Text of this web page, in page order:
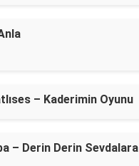
– Kaderimin Oyunu
– Derin Derin Sevdalara